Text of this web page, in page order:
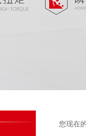
您现在